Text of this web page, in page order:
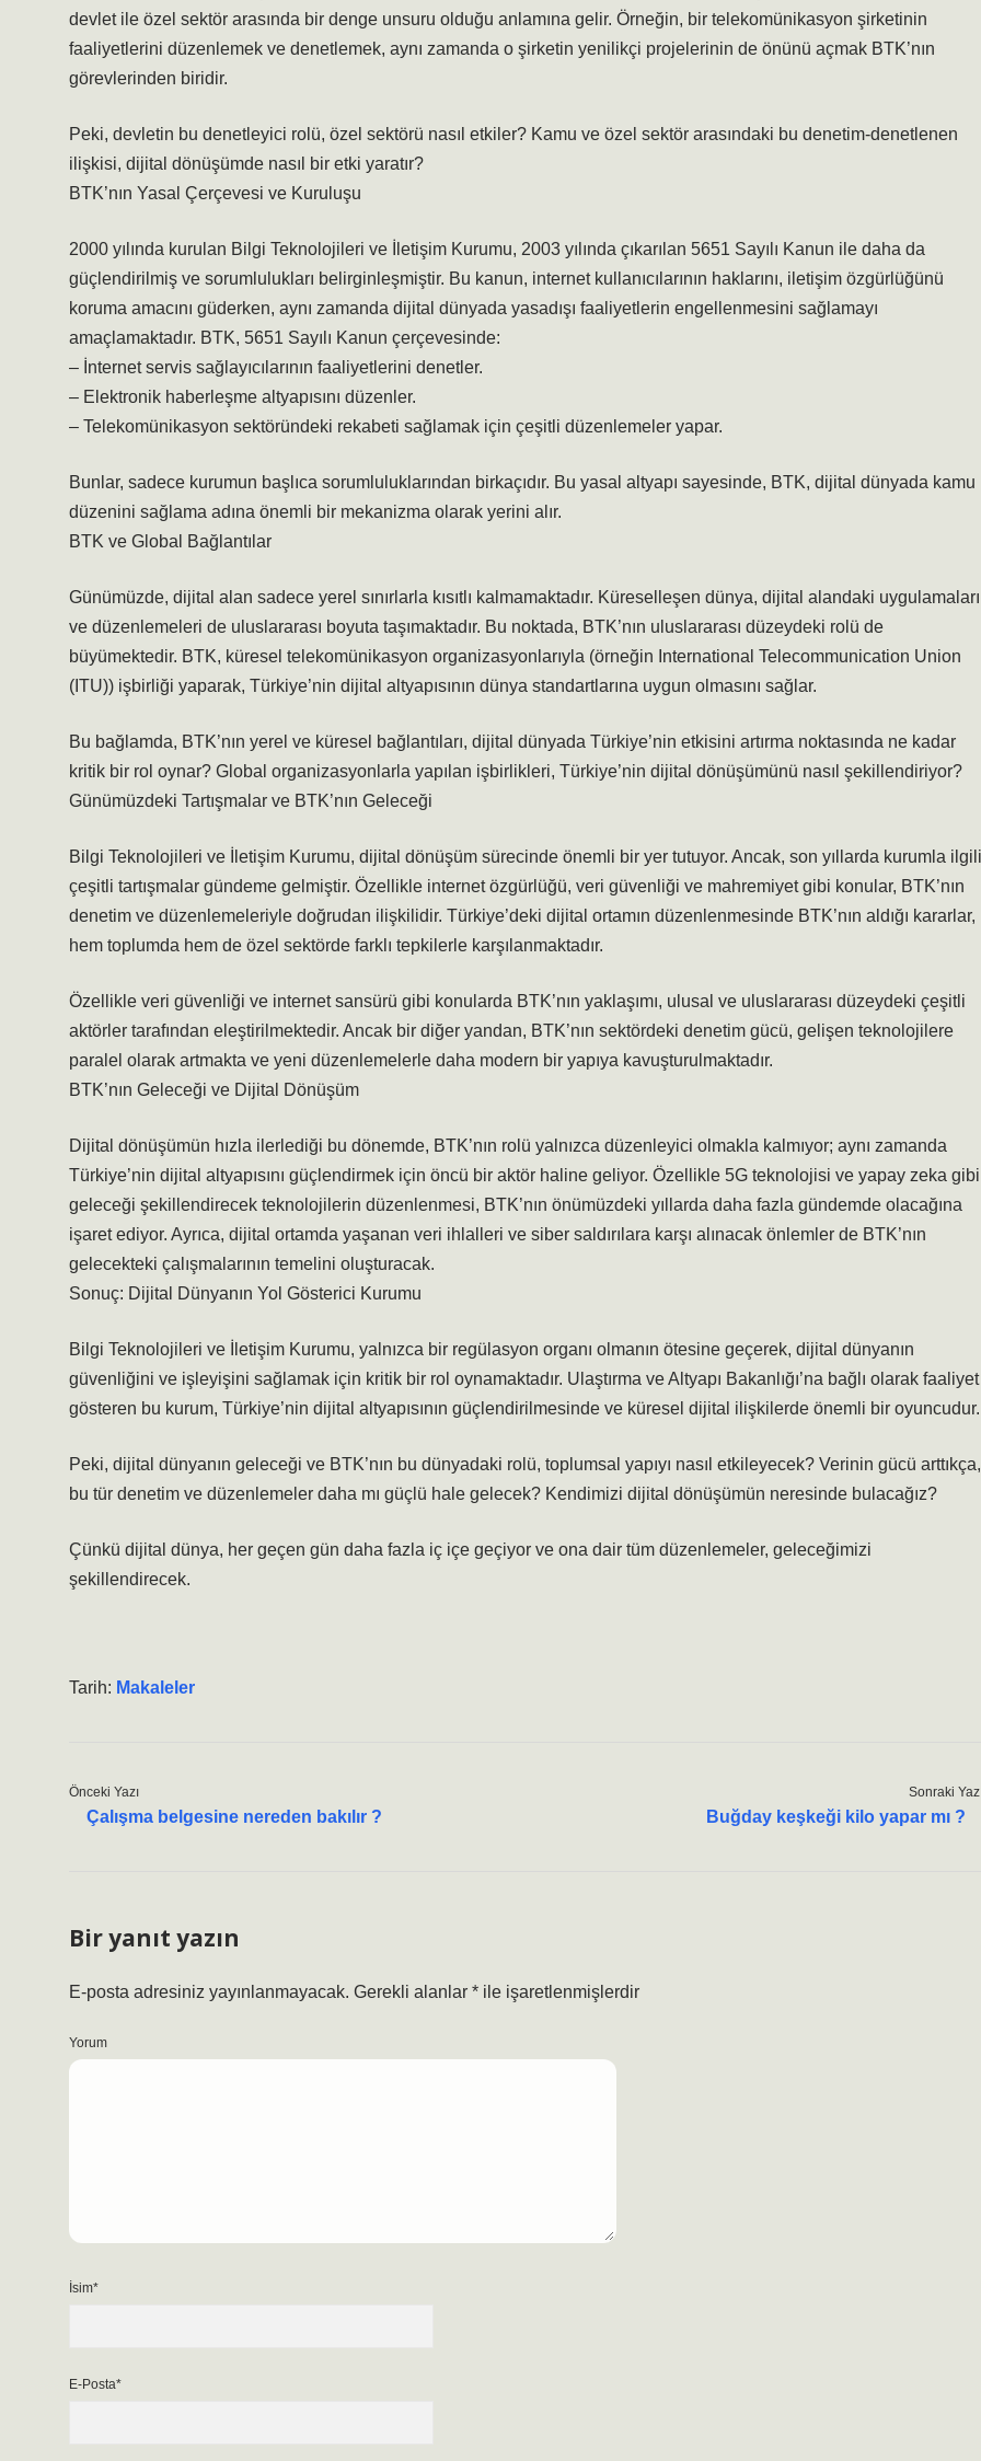
devlet ile özel sektör arasında bir denge unsuru olduğu anlamına gelir. Örneğin, bir telekomünikasyon şirketinin
faaliyetlerini düzenlemek ve denetlemek, aynı zamanda o şirketin yenilikçi projelerinin de önünü açmak BTK’nın
görevlerinden biridir.
Peki, devletin bu denetleyici rolü, özel sektörü nasıl etkiler? Kamu ve özel sektör arasındaki bu denetim-denetlenen
ilişkisi, dijital dönüşümde nasıl bir etki yaratır?
BTK’nın Yasal Çerçevesi ve Kuruluşu
2000 yılında kurulan Bilgi Teknolojileri ve İletişim Kurumu, 2003 yılında çıkarılan 5651 Sayılı Kanun ile daha da
güçlendirilmiş ve sorumlulukları belirginleşmiştir. Bu kanun, internet kullanıcılarının haklarını, iletişim özgürlüğünü
koruma amacını güderken, aynı zamanda dijital dünyada yasadışı faaliyetlerin engellenmesini sağlamayı
amaçlamaktadır. BTK, 5651 Sayılı Kanun çerçevesinde:
– İnternet servis sağlayıcılarının faaliyetlerini denetler.
– Elektronik haberleşme altyapısını düzenler.
– Telekomünikasyon sektöründeki rekabeti sağlamak için çeşitli düzenlemeler yapar.
Bunlar, sadece kurumun başlıca sorumluluklarından birkaçıdır. Bu yasal altyapı sayesinde, BTK, dijital dünyada kamu
düzenini sağlama adına önemli bir mekanizma olarak yerini alır.
BTK ve Global Bağlantılar
Günümüzde, dijital alan sadece yerel sınırlarla kısıtlı kalmamaktadır. Küreselleşen dünya, dijital alandaki uygulamaları
ve düzenlemeleri de uluslararası boyuta taşımaktadır. Bu noktada, BTK’nın uluslararası düzeydeki rolü de
büyümektedir. BTK, küresel telekomünikasyon organizasyonlarıyla (örneğin International Telecommunication Union
(ITU)) işbirliği yaparak, Türkiye’nin dijital altyapısının dünya standartlarına uygun olmasını sağlar.
Bu bağlamda, BTK’nın yerel ve küresel bağlantıları, dijital dünyada Türkiye’nin etkisini artırma noktasında ne kadar
kritik bir rol oynar? Global organizasyonlarla yapılan işbirlikleri, Türkiye’nin dijital dönüşümünü nasıl şekillendiriyor?
Günümüzdeki Tartışmalar ve BTK’nın Geleceği
Bilgi Teknolojileri ve İletişim Kurumu, dijital dönüşüm sürecinde önemli bir yer tutuyor. Ancak, son yıllarda kurumla ilgili
çeşitli tartışmalar gündeme gelmiştir. Özellikle internet özgürlüğü, veri güvenliği ve mahremiyet gibi konular, BTK’nın
denetim ve düzenlemeleriyle doğrudan ilişkilidir. Türkiye’deki dijital ortamın düzenlenmesinde BTK’nın aldığı kararlar,
hem toplumda hem de özel sektörde farklı tepkilerle karşılanmaktadır.
Özellikle veri güvenliği ve internet sansürü gibi konularda BTK’nın yaklaşımı, ulusal ve uluslararası düzeydeki çeşitli
aktörler tarafından eleştirilmektedir. Ancak bir diğer yandan, BTK’nın sektördeki denetim gücü, gelişen teknolojilere
paralel olarak artmakta ve yeni düzenlemelerle daha modern bir yapıya kavuşturulmaktadır.
BTK’nın Geleceği ve Dijital Dönüşüm
Dijital dönüşümün hızla ilerlediği bu dönemde, BTK’nın rolü yalnızca düzenleyici olmakla kalmıyor; aynı zamanda
Türkiye’nin dijital altyapısını güçlendirmek için öncü bir aktör haline geliyor. Özellikle 5G teknolojisi ve yapay zeka gibi
geleceği şekillendirecek teknolojilerin düzenlenmesi, BTK’nın önümüzdeki yıllarda daha fazla gündemde olacağına
işaret ediyor. Ayrıca, dijital ortamda yaşanan veri ihlalleri ve siber saldırılara karşı alınacak önlemler de BTK’nın
gelecekteki çalışmalarının temelini oluşturacak.
Sonuç: Dijital Dünyanın Yol Gösterici Kurumu
Bilgi Teknolojileri ve İletişim Kurumu, yalnızca bir regülasyon organı olmanın ötesine geçerek, dijital dünyanın
güvenliğini ve işleyişini sağlamak için kritik bir rol oynamaktadır. Ulaştırma ve Altyapı Bakanlığı’na bağlı olarak faaliyet
gösteren bu kurum, Türkiye’nin dijital altyapısının güçlendirilmesinde ve küresel dijital ilişkilerde önemli bir oyuncudur.
Peki, dijital dünyanın geleceği ve BTK’nın bu dünyadaki rolü, toplumsal yapıyı nasıl etkileyecek? Verinin gücü arttıkça,
bu tür denetim ve düzenlemeler daha mı güçlü hale gelecek? Kendimizi dijital dönüşümün neresinde bulacağız?
Çünkü dijital dünya, her geçen gün daha fazla iç içe geçiyor ve ona dair tüm düzenlemeler, geleceğimizi
şekillendirecek.
Tarih: Makaleler
Önceki Yazı
Çalışma belgesine nereden bakılır ?
Sonraki
Buğday keşkeği kilo yapar mı ?
Bir yanıt yazın
E-posta adresiniz yayınlanmayacak. Gerekli alanlar * ile işaretlenmişlerdir
Yorum
İsim*
E-Posta*